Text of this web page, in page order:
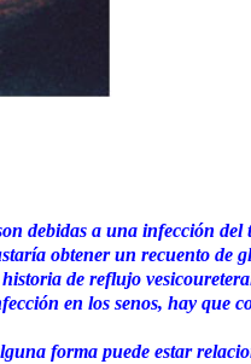
debidas a una infección del
obtener un recuento de
de reflujo
en los senos, hay que
forma puede estar